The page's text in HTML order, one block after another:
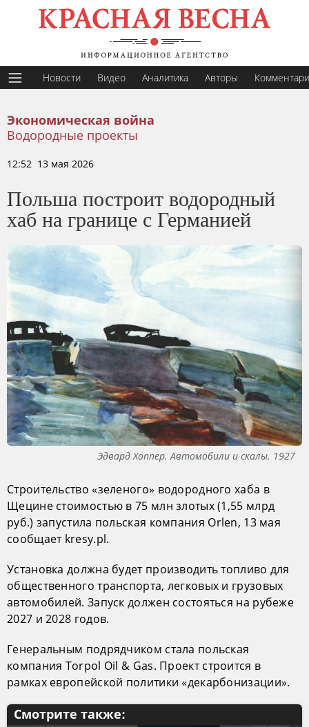
Новости Видео Аналитика Авторы
Экономическая война
Водородные проекты
12:52 13 мая 2026
Польша построит водородный
хаб на границе с Германией
Эдвард Хоппер. Автомобили и скалы. 1927
Строительство «зеленого» водородного хаба в
Щецине стоимостью в 75 млн злотых (1,55 млрд
руб.) запустила польская компания Orlen, 13 мая
сообщает kresy.pl.
Установка должна будет производить топливо для
общественного транспорта, легковых и грузовых
автомобилей. Запуск должен состояться на рубеже
2027 и 2028 годов.
Генеральным подрядчиком стала польская
компания Torpol Oil & Gas. Проект строится в
рамках европейской политики «декарбонизации».
Смотрите также: